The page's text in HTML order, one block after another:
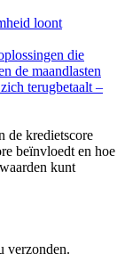
loont
die
de maandlasten
terugbetaalt –
de kredietscore
beïnvloedt en hoe
kunt
verzonden.